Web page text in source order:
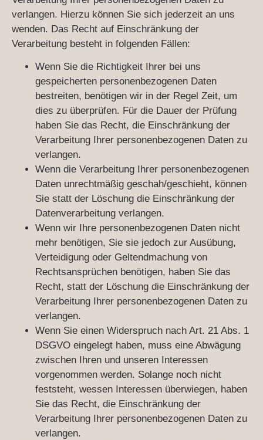
verlangen. Hierzu können Sie sich jederzeit an uns
wenden. Das Recht auf Einschränkung der
Verarbeitung besteht in folgenden Fällen:
Wenn Sie die Richtigkeit Ihrer bei uns
gespeicherten personenbezogenen Daten
bestreiten, benötigen wir in der Regel Zeit, um
dies zu überprüfen. Für die Dauer der Prüfung
haben Sie das Recht, die Einschränkung der
Verarbeitung Ihrer personenbezogenen Daten zu
verlangen.
Wenn die Verarbeitung Ihrer personenbezogenen
Daten unrechtmäßig geschah/geschieht, können
Sie statt der Löschung die Einschränkung der
Datenverarbeitung verlangen.
Wenn wir Ihre personenbezogenen Daten nicht
mehr benötigen, Sie sie jedoch zur Ausübung,
Verteidigung oder Geltendmachung von
Rechtsansprüchen benötigen, haben Sie das
Recht, statt der Löschung die Einschränkung der
Verarbeitung Ihrer personenbezogenen Daten zu
verlangen.
Wenn Sie einen Widerspruch nach Art. 21 Abs. 1
DSGVO eingelegt haben, muss eine Abwägung
zwischen Ihren und unseren Interessen
vorgenommen werden. Solange noch nicht
feststeht, wessen Interessen überwiegen, haben
Sie das Recht, die Einschränkung der
Verarbeitung Ihrer personenbezogenen Daten zu
verlangen.